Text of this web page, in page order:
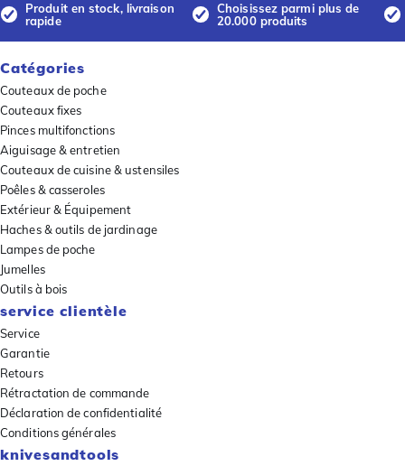
Produit en stock, livraison
rapide
Choisissez parmi plus de
20.000 produits
Catégories
Couteaux de poche
Couteaux fixes
Pinces multifonctions
Aiguisage & entretien
Couteaux de cuisine & ustensiles
Poêles & casseroles
Extérieur & Équipement
Haches & outils de jardinage
Lampes de poche
Jumelles
Outils à bois
service clientèle
Service
Garantie
Retours
Rétractation de commande
Déclaration de confidentialité
Conditions générales
knivesandtools